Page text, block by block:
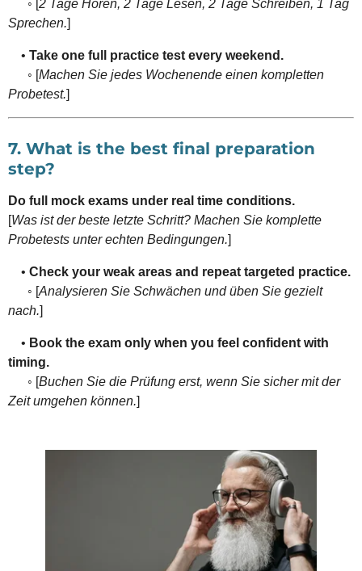
◦ [2 Tage Hören, 2 Tage Lesen, 2 Tage Schreiben, 1 Tag
Sprechen.]
• Take one full practice test every weekend.
◦ [Machen Sie jedes Wochenende einen kompletten
Probetest.]
7. What is the best final preparation
step?
Do full mock exams under real time conditions.
[Was ist der beste letzte Schritt? Machen Sie komplette
Probetests unter echten Bedingungen.]
• Check your weak areas and repeat targeted practice.
◦ [Analysieren Sie Schwächen und üben Sie gezielt
nach.]
• Book the exam only when you feel confident with
timing.
◦ [Buchen Sie die Prüfung erst, wenn Sie sicher mit der
Zeit umgehen können.]